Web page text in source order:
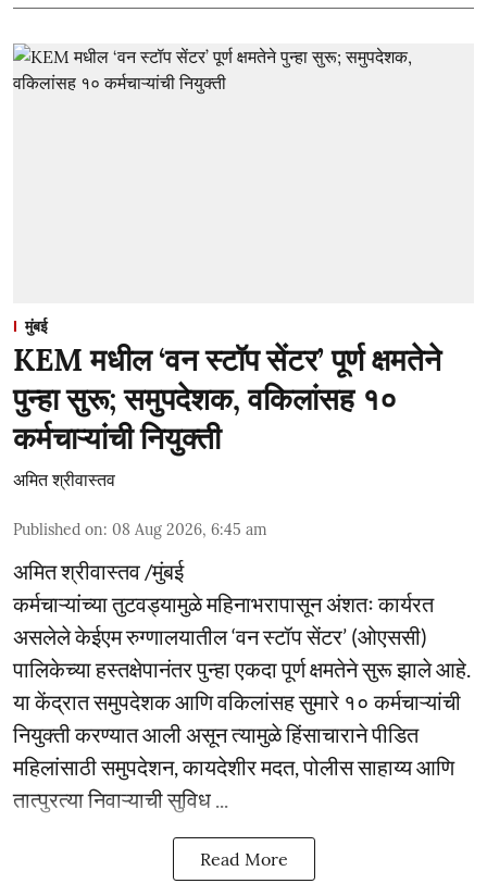
मुंबई
KEM मधील ‘वन स्टॉप सेंटर’ पूर्ण क्षमतेने
पुन्हा सुरू; समुपदेशक, वकिलांसह १०
कर्मचाऱ्यांची नियुक्ती
अमित श्रीवास्तव
Published on: 08 Aug 2026, 6:45 am
अमित श्रीवास्तव /मुंबई
कर्मचाऱ्यांच्या तुटवड्यामुळे महिनाभरापासून अंशतः कार्यरत
असलेले केईएम रुग्णालयातील ‘वन स्टॉप सेंटर’ (ओएससी)
पालिकेच्या हस्तक्षेपानंतर पुन्हा एकदा पूर्ण क्षमतेने सुरू झाले आहे.
या केंद्रात समुपदेशक आणि वकिलांसह सुमारे १० कर्मचाऱ्यांची
नियुक्ती करण्यात आली असून त्यामुळे हिंसाचाराने पीडित
महिलांसाठी समुपदेशन, कायदेशीर मदत, पोलीस साहाय्य आणि
तात्पुरत्या निवाऱ्याची सुविध ...
Read More